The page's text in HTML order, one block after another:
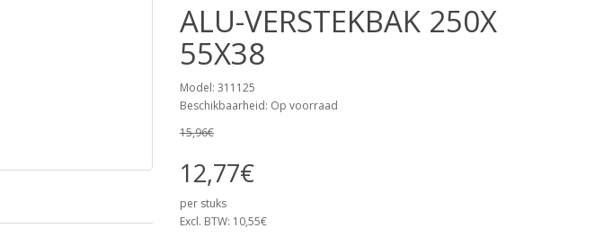
ALU-VERSTEKBAK 250X
55X38
Model: 311125
Beschikbaarheid: Op voorraad
15,96€
12,77€
per stuks
Excl. BTW: 10,55€